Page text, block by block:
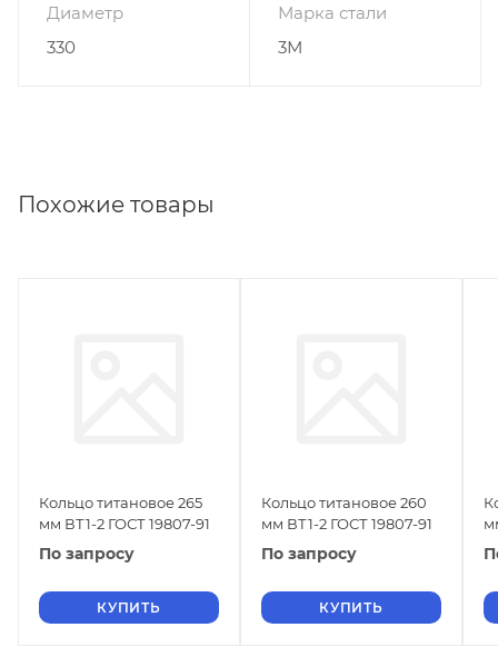
Диаметр
330
Марка стали
3М
Похожие товары
Кольцо титановое 265
мм ВТ1-2 ГОСТ 19807-91
По запросу
КУПИТЬ
Кольцо титановое 260
мм ВТ1-2 ГОСТ 19807-91
По запросу
КУПИТЬ